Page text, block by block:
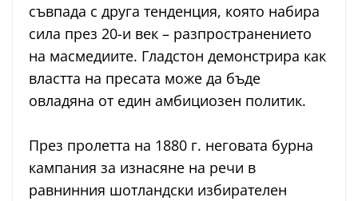
съвпада с друга тенденция, която набира
сила през 20-и век – разпространението
на масмедиите. Гладстон демонстрира как
властта на пресата може да бъде
овладяна от един амбициозен политик.
През пролетта на 1880 г. неговата бурна
кампания за изнасяне на речи в
равнинния шотландски избирателен